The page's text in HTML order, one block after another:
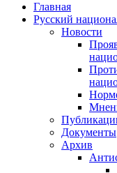
Главная
Русский
Новости
Документы
Архив